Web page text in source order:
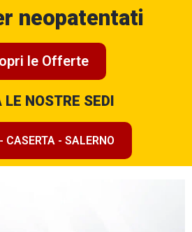
neopatentati
le Offerte
NOSTRE SEDI
CASERTA - SALERNO